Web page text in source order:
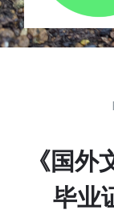
《国
毕业